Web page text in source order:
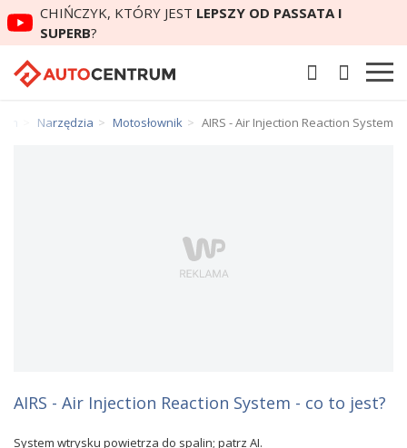
CHIŃCZYK, KTÓRY JEST LEPSZY OD PASSATA I
SUPERB?
Narzędzia Motosłownik AIRS - Air Injection Reaction System
AIRS - Air Injection Reaction System - co to jest?
System wtrysku powietrza do spalin; patrz AI.